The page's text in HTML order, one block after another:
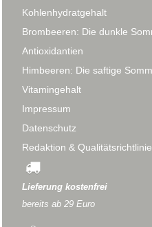
Kohlenhydratgehalt
Brombeeren: Die dunkle
Antioxidantien
Himbeeren: Die saftige
Vitamingehalt
Impressum
Datenschutz
Redaktion &
Lieferung kostenfrei
bereits ab 29 Euro